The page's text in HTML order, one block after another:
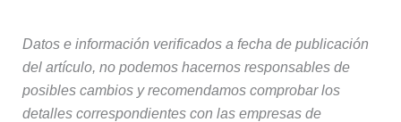
Datos e información verificados a fecha de publicación
del artículo, no podemos hacernos responsables de
posibles cambios y recomendamos comprobar los
detalles correspondientes con las empresas de